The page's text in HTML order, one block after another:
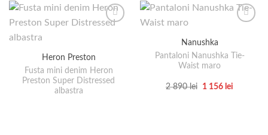
Heron Preston
Fusta mini denim Heron
Preston Super Distressed
albastra
Nanushka
Pantaloni Nanushka Tie-
Waist maro
2 890lei
Prețul
1 156 lei